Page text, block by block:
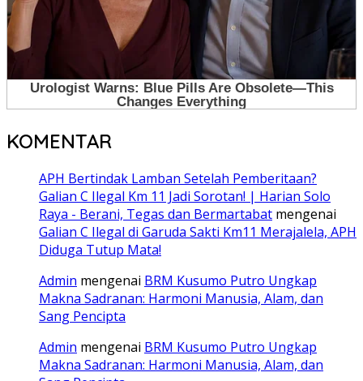
KOMENTAR
APH Bertindak Lamban Setelah Pemberitaan?
Galian C Ilegal Km 11 Jadi Sorotan! | Harian Solo
Raya - Berani, Tegas dan Bermartabat mengenai
Galian C Ilegal di Garuda Sakti Km11 Merajalela, APH
Diduga Tutup Mata!
Admin mengenai BRM Kusumo Putro Ungkap
Makna Sadranan: Harmoni Manusia, Alam, dan
Sang Pencipta
Admin mengenai BRM Kusumo Putro Ungkap
Makna Sadranan: Harmoni Manusia, Alam, dan